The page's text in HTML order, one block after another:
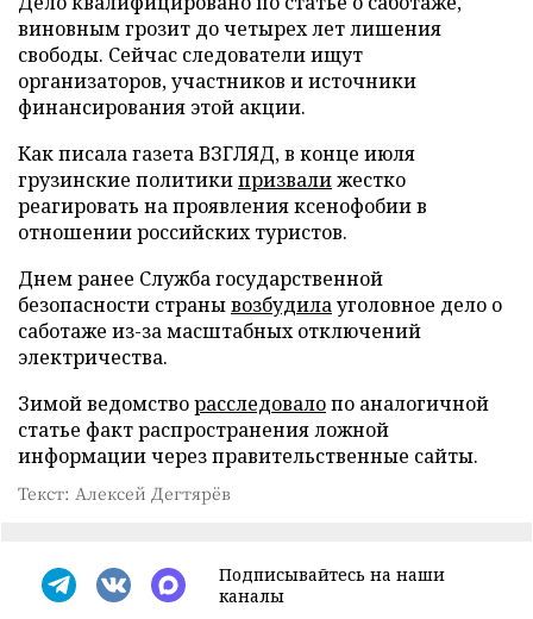
виновным грозит до четырех лет лишения
свободы. Сейчас следователи ищут
организаторов, участников и источники
финансирования этой акции.
Как писала газета ВЗГЛЯД, в конце июля
грузинские политикипризвалижестко
реагировать на проявления ксенофобии в
отношении российских туристов.
Днем ранее Служба государственной
безопасности странывозбудилауголовное дело о
саботаже из-за масштабных отключений
электричества.
Зимой ведомстворасследовалопо аналогичной
статье факт распространения ложной
информации через правительственные сайты.
Текст: Алексей Дегтярёв
Подписывайтесь на наши
каналы